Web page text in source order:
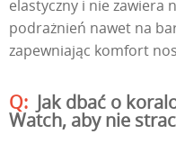
elastyczny i nie zawiera
podrażnień nawet na
zapewniając komfort
Jak dbać o
Watch, aby nie